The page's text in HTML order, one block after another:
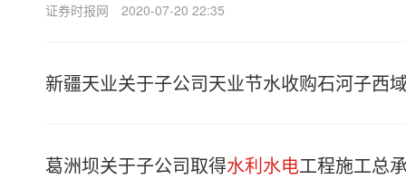
证券时报网
2020-07-20 22:35
新疆天业关于子公司天业节水收购石河子西
葛洲坝关于子公司取得水利水电工程施工总